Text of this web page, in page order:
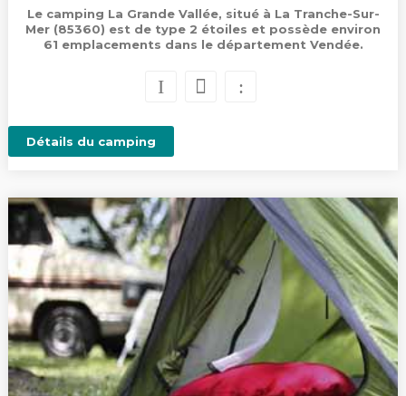
Le camping La Grande Vallée, situé à La Tranche-Sur-
Mer (85360) est de type 2 étoiles et possède environ
61 emplacements dans le département Vendée.
Détails du camping